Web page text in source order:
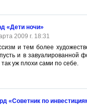
«Дети ночи»
2009 г. 18:31
и тем более
и в завуалированной
уж плохи сами по себе.
«Советник по